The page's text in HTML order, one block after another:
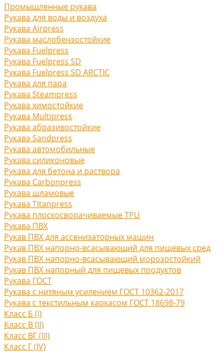
Промышленные рукава
Рукава для воды и воздуха
Рукава Airpress
Рукава маслобензостойкие
Рукава Fuelpress
Рукава Fuelpress SD
Рукава Fuelpress SD ARCTIC
Рукава для пара
Рукава Steampress
Рукава химостойкие
Рукава Multipress
Рукава абразивостойкие
Рукава Sandpress
Рукава автомобильные
Рукава силиконовые
Рукава для бетона и раствора
Рукава Carbonpress
Рукава шламовые
Рукава Titanpress
Рукава плоскосворачиваемые TPU
Рукава ПВХ
Рукав ПВХ для ассенизаторных машин
Рукав ПВХ напорно-всасывающий для пищевых сред
Рукав ПВХ напорно-всасывающий морозостойкий
Рукав ПВХ напорный для пищевых продуктов
Рукава ГОСТ
Рукава с нитяным усилением ГОСТ 10362-2017
Рукава с текстильным каркасом ГОСТ 18698-79
Класс Б (I)
Класс В (II)
Класс ВГ (III)
Класс Г (IV)